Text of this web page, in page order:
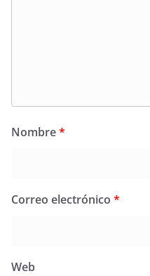
Nombre*
Correo electrónico *
Web